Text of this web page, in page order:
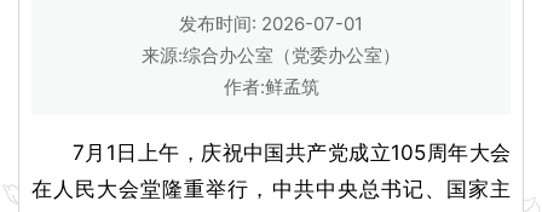
发布时间: 2026-07-01
来源:综合办公室（党委办公室）
作者:鲜孟筑
7月1日上午，庆祝中国共产党成立105周年大会
在人民大会堂隆重举行，中共中央总书记、国家主